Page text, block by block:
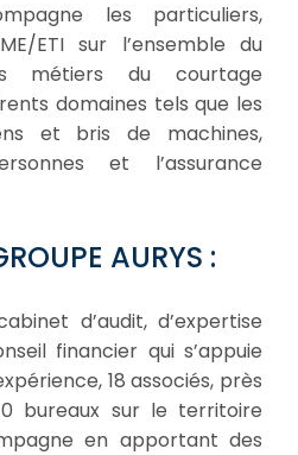
les particuliers,
ETI sur l’ensemble du
métiers du courtage
domaines tels que les
et bris de machines,
et l’assurance
AURYS :
d’audit, d’expertise
financier qui s’appuie
18 associés, près
bureaux sur le territoire
en apportant des